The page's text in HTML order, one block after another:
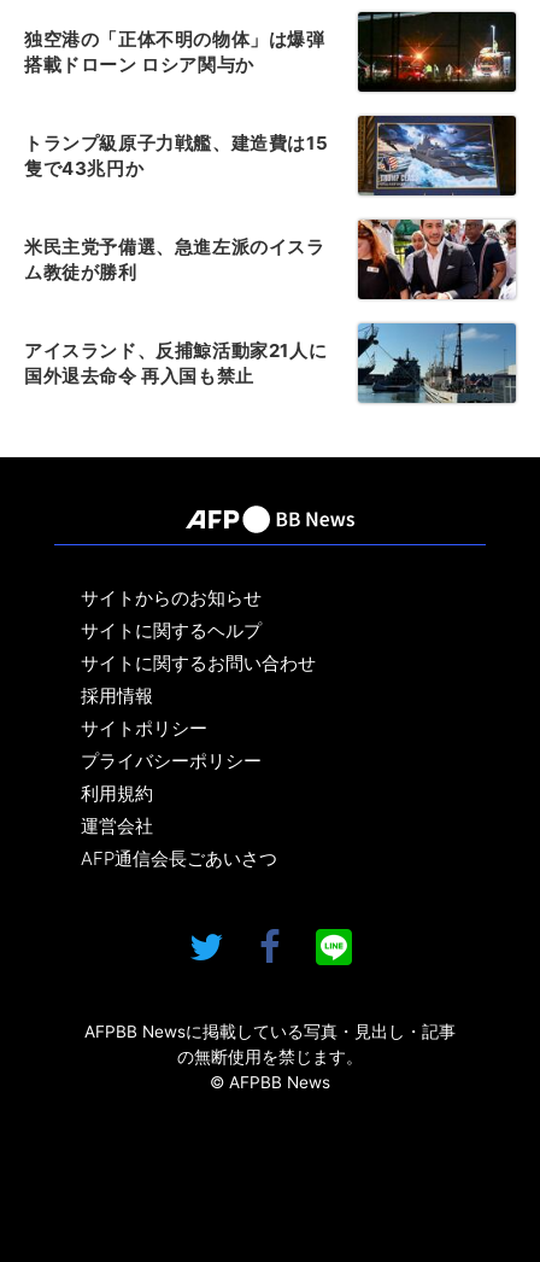
独空港の「正体不明の物体」は爆弾
搭載ドローン ロシア関与か
トランプ級原子力戦艦、建造費は15
隻で43兆円か
米民主党予備選、急進左派のイスラ
ム教徒が勝利
アイスランド、反捕鯨活動家21人に
国外退去命令 再入国も禁止
サイトからのお知らせ
サイトに関するヘルプ
サイトに関するお問い合わせ
採用情報
サイトポリシー
プライバシーポリシー
利用規約
運営会社
AFP通信会長ごあいさつ
AFPBB Newsに掲載している写真・見出し・記事
の無断使用を禁じます。
© AFPBB News